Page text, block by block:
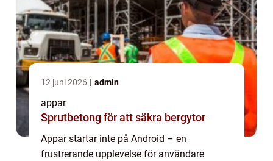
12 juni 2026 admin
appar
Sprutbetong för att säkra bergytor
Appar startar inte på Android – en
frustrerande upplevelse för användare